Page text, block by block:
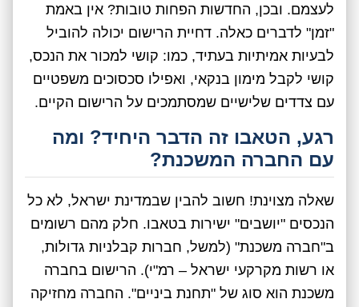
לעצמם. ובכן, החדשות הפחות טובות? אין באמת
"זמן" לדברים כאלה. דחיית הרישום יכולה להוביל
לבעיות אמיתיות בעתיד, כמו: קושי למכור את הנכס,
קושי לקבל מימון בנקאי, ואפילו סכסוכים משפטיים
עם צדדים שלישיים שמסתמכים על הרישום הקיים.
רגע, הטאבו זה הדבר היחיד? ומה
עם החברה המשכנת?
שאלה מצוינת! חשוב להבין שבמדינת ישראל, לא כל
הנכסים "יושבים" ישירות בטאבו. חלק מהם רשומים
ב"חברה משכנת" (למשל, חברות קבלניות גדולות,
או רשות מקרקעי ישראל – רמ"י). הרישום בחברה
משכנת הוא סוג של "תחנת ביניים". החברה מחזיקה